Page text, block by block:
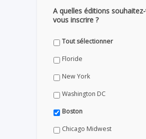
A quelles éditions
vous inscrire ?
Tout sélectionner
Floride
New York
Washington DC
Boston
Chicago Midwest